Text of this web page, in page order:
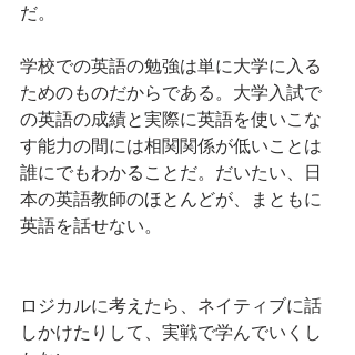
だ。
学校での英語の勉強は単に大学に入る
ためのものだからである。大学入試で
の英語の成績と実際に英語を使いこな
す能力の間には相関関係が低いことは
誰にでもわかることだ。だいたい、日
本の英語教師のほとんどが、まともに
英語を話せない。
ロジカルに考えたら、ネイティブに話
しかけたりして、実戦で学んでいくし